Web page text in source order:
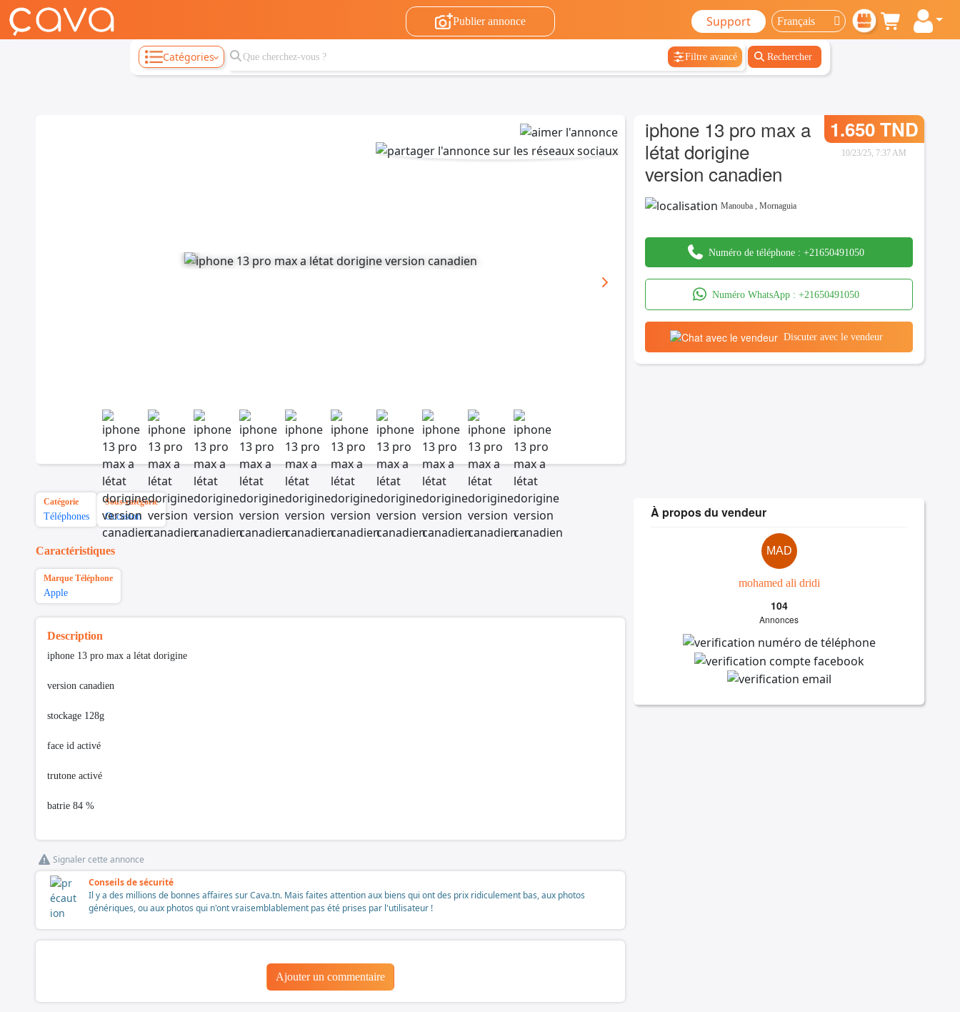
Publier annonce Support
Catégories Filtre avancé Rechercher
iphone 13 pro max a
létat dorigine
version canadien
1.650 TND
10/23/25, 7:37 AM
Manouba ,Mornaguia
Numéro de téléphone :+21650491050
Numéro WhatsApp : +21650491050
Discuter avec le vendeur
Catégorie
Téléphones
Sous-catégorie
Occasion
Caractéristiques
Marque Téléphone
Apple
Description
iphone 13 pro max a létat dorigine
version canadien
stockage 128g
face id activé
trutone activé
batrie 84 %
Signaler cette annonce
Conseils de sécurité
Il y a des millions de bonnes affaires sur Cava.tn. Mais faites attention aux biens qui ont des prix ridiculement bas, aux photos
génériques, ou aux photos qui n'ont vraisemblablement pas été prises par l'utilisateur !
Ajouter un commentaire
À propos du vendeur
MAD
mohamed ali dridi
104
Annonces